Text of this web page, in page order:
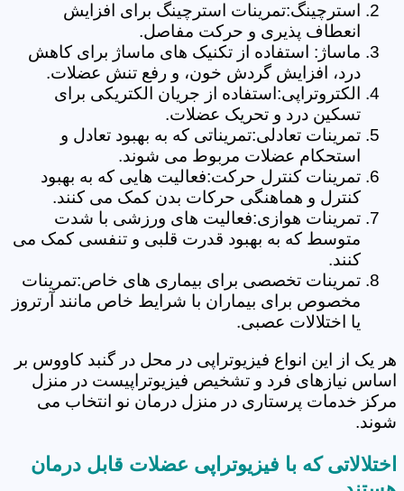
استرچینگ:تمرینات استرچینگ برای افزایش
انعطاف پذیری و حرکت مفاصل.
ماساژ: استفاده از تکنیک های ماساژ برای کاهش
درد، افزایش گردش خون، و رفع تنش عضلات.
الکتروتراپی:استفاده از جریان الکتریکی برای
تسکین درد و تحریک عضلات.
تمرینات تعادلی:تمریناتی که به بهبود تعادل و
استحکام عضلات مربوط می شوند.
تمرینات کنترل حرکت:فعالیت هایی که به بهبود
کنترل و هماهنگی حرکات بدن کمک می کنند.
تمرینات هوازی:فعالیت های ورزشی با شدت
متوسط که به بهبود قدرت قلبی و تنفسی کمک می
کنند.
تمرینات تخصصی برای بیماری های خاص:تمرینات
مخصوص برای بیماران با شرایط خاص مانند آرتروز
یا اختلالات عصبی.
هر یک از این انواع فیزیوتراپی در محل در گنبد کاووس بر
اساس نیازهای فرد و تشخیص فیزیوتراپیست در منزل
مرکز خدمات پرستاری در منزل درمان نو انتخاب می
شوند.
اختلالاتی که با فیزیوتراپی عضلات قابل درمان